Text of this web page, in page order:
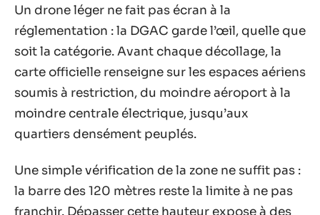
Un drone léger ne fait pas écran à la
réglementation : la DGAC garde l’œil, quelle que
soit la catégorie. Avant chaque décollage, la
carte officielle renseigne sur les espaces aériens
soumis à restriction, du moindre aéroport à la
moindre centrale électrique, jusqu’aux
quartiers densément peuplés.
Une simple vérification de la zone ne suffit pas :
la barre des 120 mètres reste la limite à ne pas
franchir. Dépasser cette hauteur expose à des